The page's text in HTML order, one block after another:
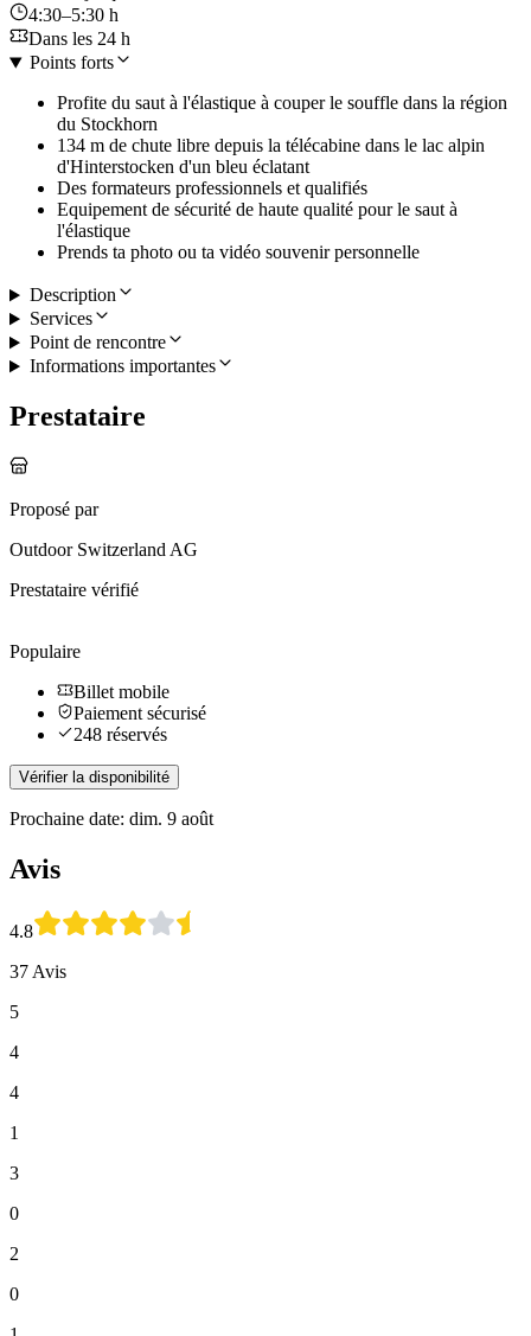
4:30–5:30 h
Dans les 24 h
Points forts
Profite du saut à l'élastique à couper le souffle dans la région
du Stockhorn
134 m de chute libre depuis la télécabine dans le lac alpin
d'Hinterstocken d'un bleu éclatant
Des formateurs professionnels et qualifiés
Equipement de sécurité de haute qualité pour le saut à
l'élastique
Prends ta photo ou ta vidéo souvenir personnelle
Description
Services
Point de rencontre
Informations importantes
Prestataire
Proposé par
Outdoor Switzerland AG
Prestataire vérifié
Populaire
Billet mobile
Paiement sécurisé
248 réservés
Vérifier la disponibilité
Prochaine date: dim. 9 août
Avis
4.8
37 Avis
5
4
4
1
3
0
2
0